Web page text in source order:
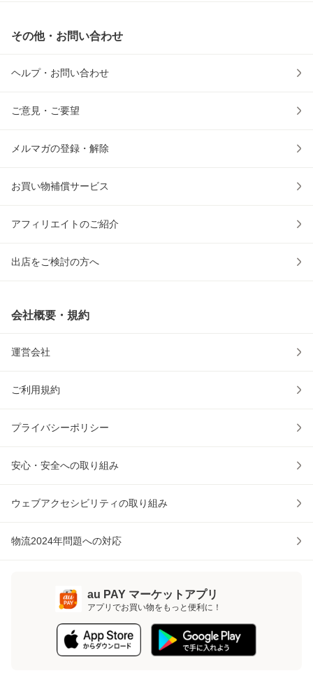
その他・お問い合わせ
ヘルプ・お問い合わせ
ご意見・ご要望
メルマガの登録・解除
お買い物補償サービス
アフィリエイトのご紹介
出店をご検討の方へ
会社概要・規約
運営会社
ご利用規約
プライバシーポリシー
安心・安全への取り組み
ウェブアクセシビリティの取り組み
物流2024年問題への対応
au PAY マーケットアプリ
アプリでお買い物をもっと便利に！